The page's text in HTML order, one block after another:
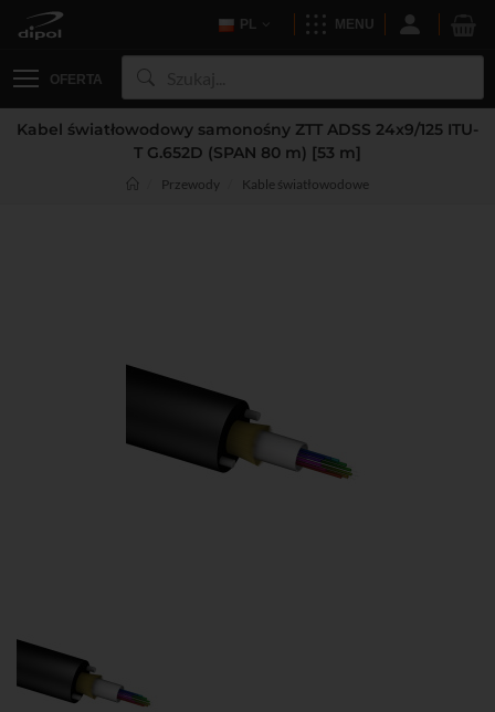
PL MENU
OFERTA
Kabel światłowodowy samonośny ZTT ADSS 24x9/125 ITU-
T G.652D (SPAN 80 m) [53 m]
Przewody Kable światłowodowe